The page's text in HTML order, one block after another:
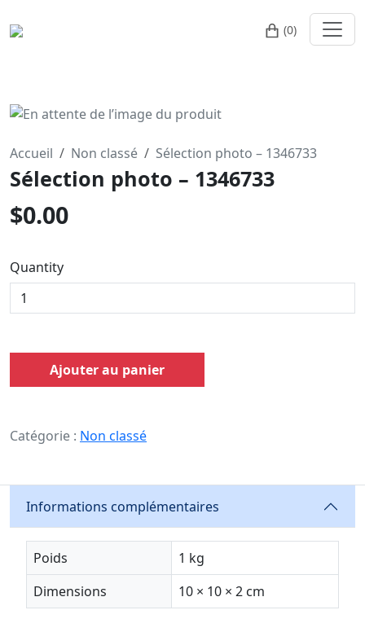
(0)
Accueil Non classé Sélection photo – 1346733
Sélection photo – 1346733
$0.00
Quantity
Ajouter au panier
Catégorie : Non classé
Informations complémentaires
Poids
1 kg
Dimensions
10 × 10 × 2 cm